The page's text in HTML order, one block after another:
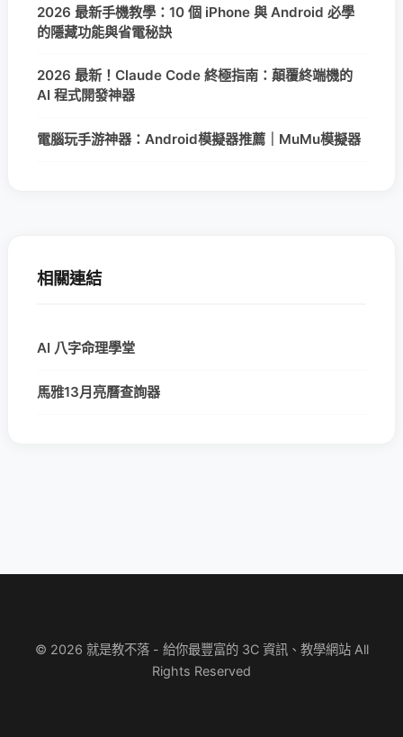
2026 最新手機教學：10 個 iPhone 與 Android 必學
的隱藏功能與省電秘訣
2026 最新！Claude Code 終極指南：顛覆終端機的
AI 程式開發神器
電腦玩手游神器：Android模擬器推薦｜MuMu模擬器
相關連結
AI 八字命理學堂
馬雅13月亮曆查詢器
© 2026 就是教不落 - 給你最豐富的 3C 資訊、教學網站 All
Rights Reserved